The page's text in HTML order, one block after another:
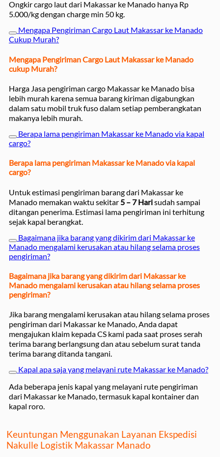
Ongkir cargo laut dari Makassar ke Manado hanya Rp
5.000/kg dengan charge min 50 kg.
Mengapa Pengiriman Cargo Laut Makassar ke Manado
Cukup Murah?
Mengapa Pengiriman Cargo Laut Makassar ke Manado
cukup Murah?
Harga Jasa pengiriman cargo Makassar ke Manado bisa
lebih murah karena semua barang kiriman digabungkan
dalam satu mobil truk fuso dalam setiap pemberangkatan
makanya lebih murah.
Berapa lama pengiriman Makassar ke Manado via kapal
cargo?
Berapa lama pengiriman Makassar ke Manado via kapal
cargo?
Untuk estimasi pengiriman barang dari Makassar ke
Manado memakan waktu sekitar 5 – 7 Harisudah sampai
ditangan penerima. Estimasi lama pengiriman ini terhitung
sejak kapal berangkat.
Bagaimana jika barang yang dikirim dari Makassar ke
Manado mengalami kerusakan atau hilang selama proses
pengiriman?
Bagaimana jika barang yang dikirim dari Makassar ke
Manado mengalami kerusakan atau hilang selama proses
pengiriman?
Jika barang mengalami kerusakan atau hilang selama proses
pengiriman dari Makassar ke Manado, Anda dapat
mengajukan klaim kepada CS kami pada saat proses serah
terima barang berlangsung dan atau sebelum surat tanda
terima barang ditanda tangani.
Kapal apa saja yang melayani rute Makassar ke Manado?
Ada beberapa jenis kapal yang melayani rute pengiriman
dari Makassar ke Manado, termasuk kapal kontainer dan
kapal roro.
Keuntungan Menggunakan Layanan Ekspedisi
Nakulle Logistik Makassar Manado